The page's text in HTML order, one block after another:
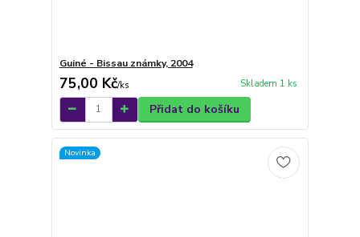
Guiné - Bissau známky, 2004
75,00 Kč/ks Skladem 1 ks
Přidat do košíku
Novinka